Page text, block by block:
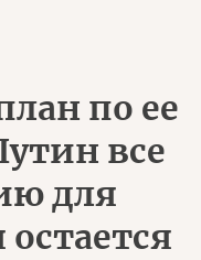
по ее
все
для